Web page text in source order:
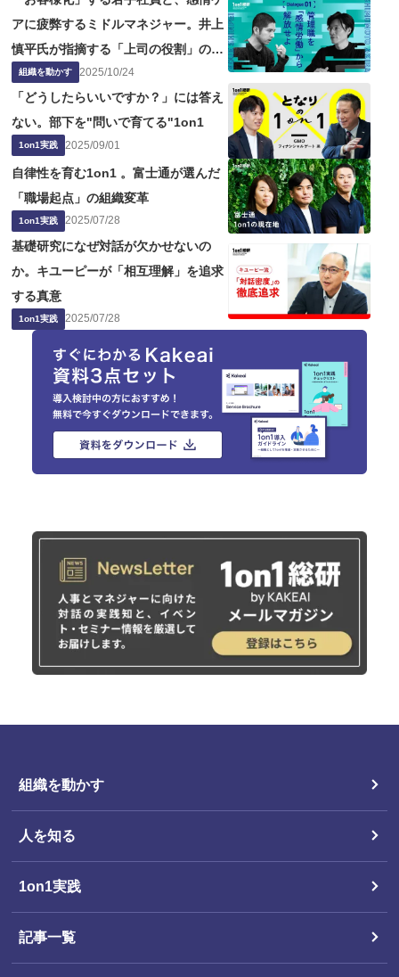
アに疲弊するミドルマネジャー。井上
慎平氏が指摘する「上司の役割」の問
題点
組織を動かす 2025/10/24
「どうしたらいいですか？」には答え
ない。部下を"問いで育てる"1on1
1on1実践 2025/09/01
自律性を育む1on1 。富士通が選んだ
「職場起点」の組織変革
1on1実践 2025/07/28
基礎研究になぜ対話が欠かせないの
か。キユーピーが「相互理解」を追求
する真意
1on1実践 2025/07/28
組織を動かす
人を知る
1on1実践
記事一覧